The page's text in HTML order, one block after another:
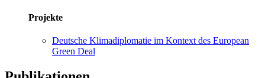
Projekte
Deutsche Klimadiplomatie im Kontext des European
Green Deal